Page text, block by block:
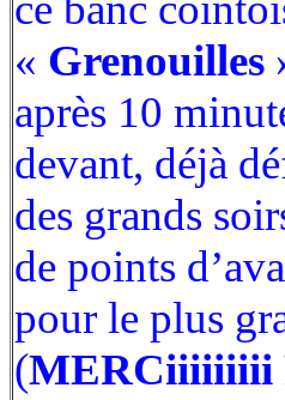
« Grenouilles
après 10
devant, déjà
des grands
de points
pour le plus
(MERCiiiiiiiii